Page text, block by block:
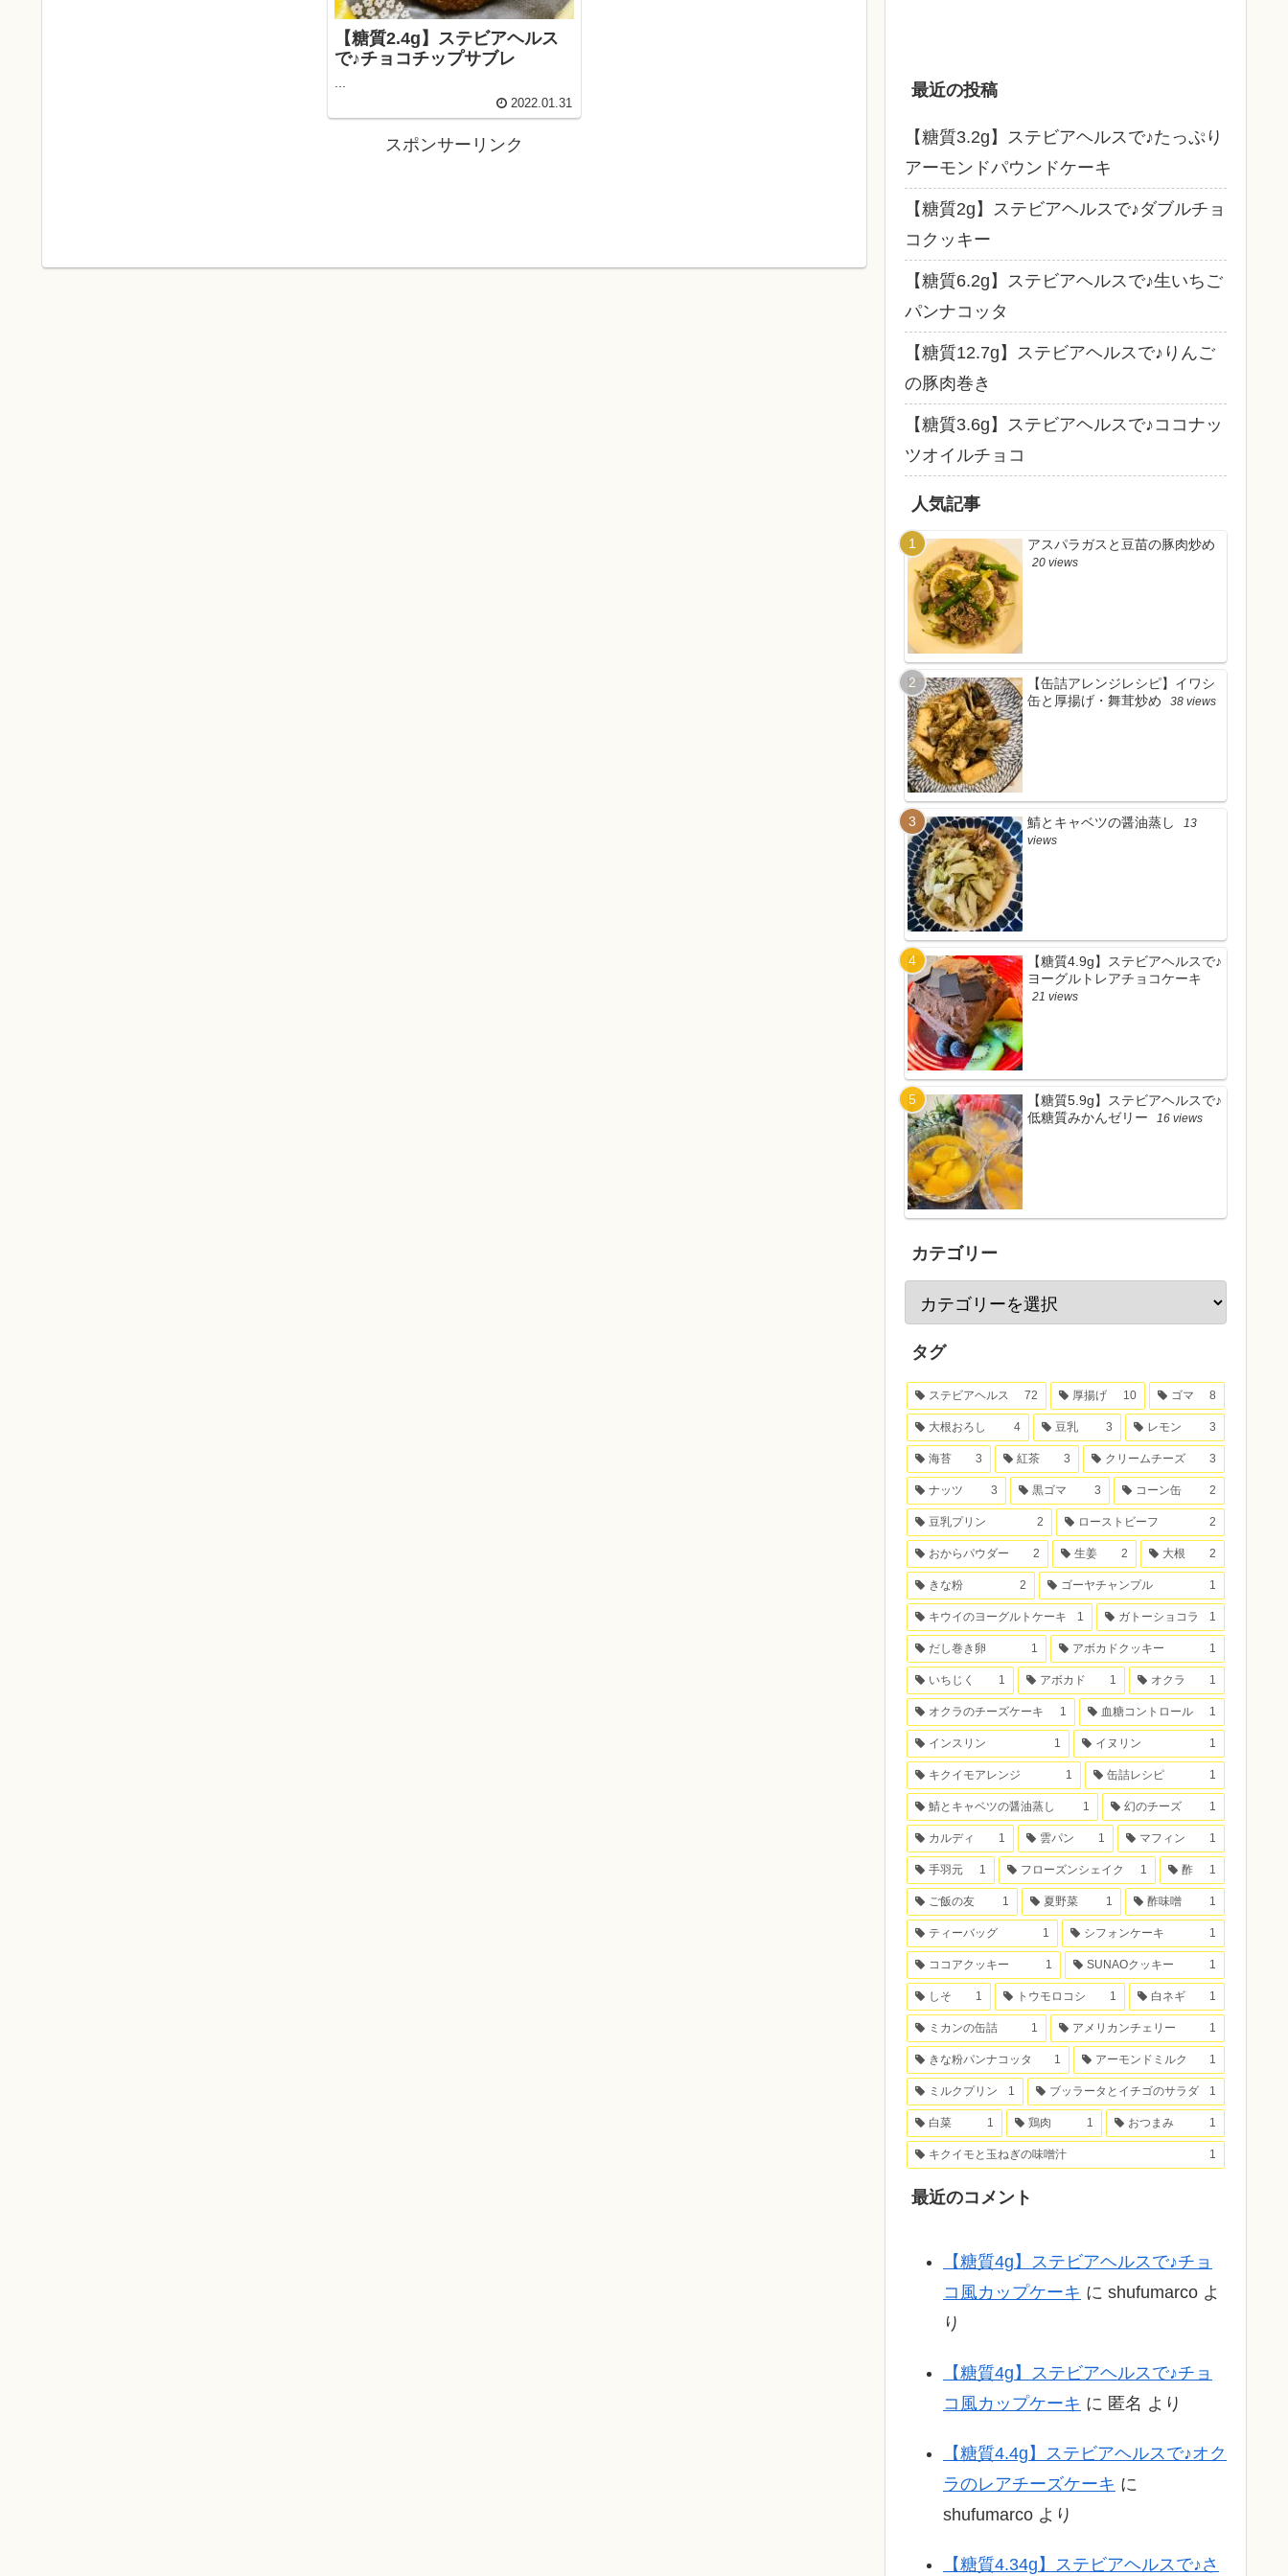
【糖質2.4g】ステビアヘルス
で♪チョコチップサブレ
2022.01.31
スポンサーリンク
最近の投稿
【糖質3.2g】ステビアヘルスで♪たっぷり
アーモンドパウンドケーキ
【糖質2g】ステビアヘルスで♪ダブルチョ
コクッキー
【糖質6.2g】ステビアヘルスで♪生いちご
パンナコッタ
【糖質12.7g】ステビアヘルスで♪りんご
の豚肉巻き
【糖質3.6g】ステビアヘルスで♪ココナッ
ツオイルチョコ
人気記事
アスパラガスと豆苗の豚肉炒め
20 views
【缶詰アレンジレシピ】イワシ
缶と厚揚げ・舞茸炒め
38 views
鯖とキャベツの醤油蒸し
13
views
【糖質4.9g】ステビアヘルスで♪
ヨーグルトレアチョコケーキ
21 views
【糖質5.9g】ステビアヘルスで♪
低糖質みかんゼリー
16 views
カテゴリー
タグ
ステビアヘルス 72 厚揚げ 10 ゴマ 8
大根おろし 4 豆乳 3 レモン 3
海苔 3 紅茶 3 クリームチーズ 3
ナッツ 3 黒ゴマ 3 コーン缶 2
豆乳プリン 2 ローストビーフ 2
おからパウダー 2 生姜 2 大根 2
きな粉 2 ゴーヤチャンプル 1
キウイのヨーグルトケーキ 1 ガトーショコラ 1
だし巻き卵 1 アボカドクッキー 1
いちじく 1 アボカド 1 オクラ 1
オクラのチーズケーキ 1 血糖コントロール 1
インスリン 1 イヌリン 1
キクイモアレンジ 1 缶詰レシピ 1
鯖とキャベツの醤油蒸し 1 幻のチーズ 1
カルディ 1 雲パン 1 マフィン 1
手羽元 1 フローズンシェイク 1 酢 1
ご飯の友 1 夏野菜 1 酢味噌 1
ティーバッグ 1 シフォンケーキ 1
ココアクッキー 1 SUNAOクッキー 1
しそ 1 トウモロコシ 1 白ネギ 1
ミカンの缶詰 1 アメリカンチェリー 1
きな粉パンナコッタ 1 アーモンドミルク 1
ミルクプリン 1 ブッラータとイチゴのサラダ 1
白菜 1 鶏肉 1 おつまみ 1
キクイモと玉ねぎの味噌汁 1
最近のコメント
【糖質4g】ステビアヘルスで♪チョ
コ風カップケーキ に shufumarco よ
り
【糖質4g】ステビアヘルスで♪チョ
コ風カップケーキ に 匿名 より
【糖質4.4g】ステビアヘルスで♪オク
ラのレアチーズケーキ に
shufumarco より
【糖質4.34g】ステビアヘルスで♪さ